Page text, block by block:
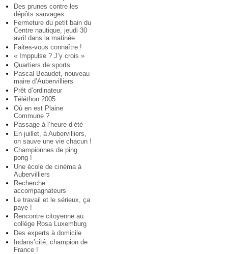
Des prunes contre les
dépôts sauvages
Fermeture du petit bain du
Centre nautique, jeudi 30
avril dans la matinée
Faites-vous connaître !
« Imppulse ? J’y crois »
Quartiers de sports
Pascal Beaudet, nouveau
maire d’Aubervilliers
Prêt d’ordinateur
Téléthon 2005
Où en est Plaine
Commune ?
Passage à l’heure d’été
En juillet, à Aubervilliers,
on sauve une vie chacun !
Championnes de ping
pong !
Une école de cinéma à
Aubervilliers
Recherche
accompagnateurs
Le travail et le sérieux, ça
paye !
Rencontre citoyenne au
collège Rosa Luxemburg
Des experts à domicile
Indans’cité, champion de
France !